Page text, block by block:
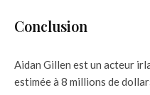
Conclusion
Aidan Gillen est un acteur
estimée à 8 millions de